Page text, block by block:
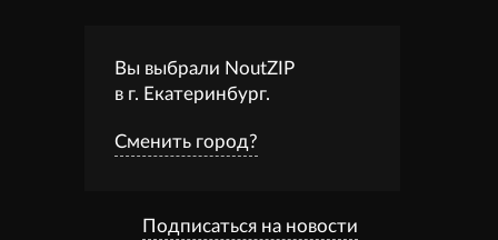
Вы выбрали NoutZIP
в г. Екатеринбург.
Сменить город?
Подписаться на новости